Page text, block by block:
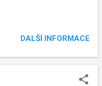
DALŠÍ INFORMACE